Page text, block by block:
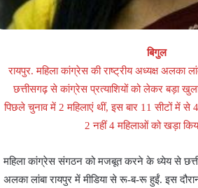
बिगुल
रायपुर. महिला कांग्रेस की राष्ट्रीय अध्यक्ष अलका
छत्तीसगढ़ से कांग्रेस प्रत्याशियों को लेकर बड़ा
पिछले चुनाव में 2 महिलाएं थीं, इस बार 11 सीटों में से
2 नहीं 4 महिलाओं को खड़ा
महिला कांग्रेस संगठन को मजबूत करने के ध्येय से
अलका लांबा रायपुर में मीडिया से रू-ब-रू हुईं. इस